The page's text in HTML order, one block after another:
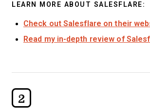
LEARN MORE ABOUT SALESFLARE:
Check out Salesflare on their
Read my in-depth review of
2